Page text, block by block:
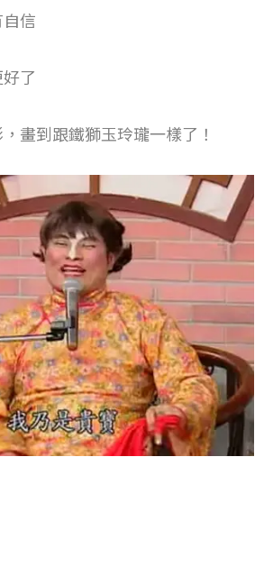
信
了
畫到跟鐵獅玉玲瓏一樣了！